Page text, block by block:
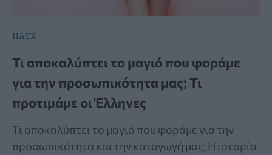
HACK
Τι αποκαλύπτει το μαγιό που φοράμε
για την προσωπικότητα μας; Τι
προτιμάμε οι Έλληνες
Τι αποκαλύπτει το μαγιό που φοράμε για την
προσωπικότητα και την καταγωγή μας; Η ιστορία